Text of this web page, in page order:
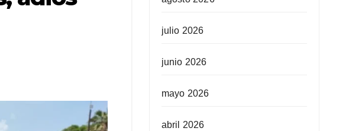
julio 2026
junio 2026
mayo 2026
abril 2026